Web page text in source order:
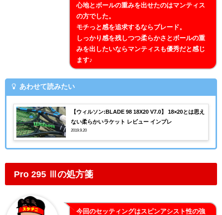
心地とボールの重みを出せたのはマンティス
の方でした。
モチっと感を追求するならブレード。
しっかり感を残しつつ柔らかさとボールの重
みを出したいならマンティスも優秀だと感じ
ます♪
あわせて読みたい
【ウィルソン:BLADE 98 18X20 V7.0】 18×20とは思え
ない柔らかいラケット レビュー インプレ
2019.9.20
Pro 295 Ⅲの処方箋
今回のセッティングはスピンアシスト性の強